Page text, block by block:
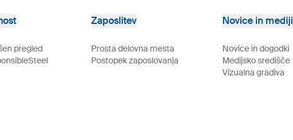
pregled
Zaposlitev
Prosta delovna mesta
Postopek zaposlovanja
Novice in mediji
Novice in dogodki
Medijsko središče
Vizualna gradiva